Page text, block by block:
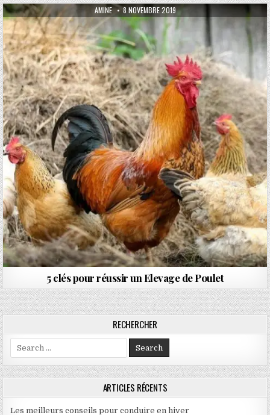
AUTHOR:
AMINE PUBLISHED DATE:
8 NOVEMBRE 2019
5 clés pour réussir un Elevage de Poulet
RECHERCHER
Search for:
ARTICLES RÉCENTS
Les meilleurs conseils pour conduire en hiver